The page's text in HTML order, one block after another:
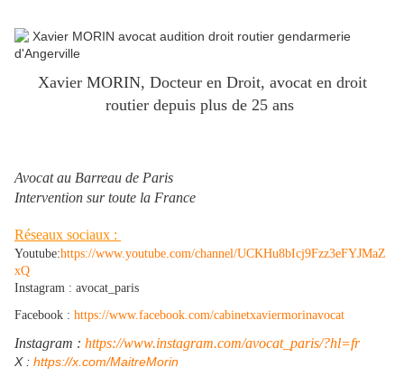
Xavier MORIN, Docteur en Droit, avocat en droit
routier depuis plus de 25 ans
Avocat au Barreau de Paris
Intervention sur toute la France
Réseaux sociaux :
Youtube:https://www.youtube.com/channel/UCKHu8bIcj9Fzz3eFYJMaZ
xQ
Instagram : avocat_paris
Facebook : https://www.facebook.com/cabinetxaviermorinavocat
Instagram : https://www.instagram.com/avocat_paris/?hl=fr
​X : https://x.com/MaitreMorin